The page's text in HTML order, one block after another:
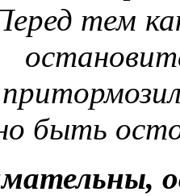
тем
быть